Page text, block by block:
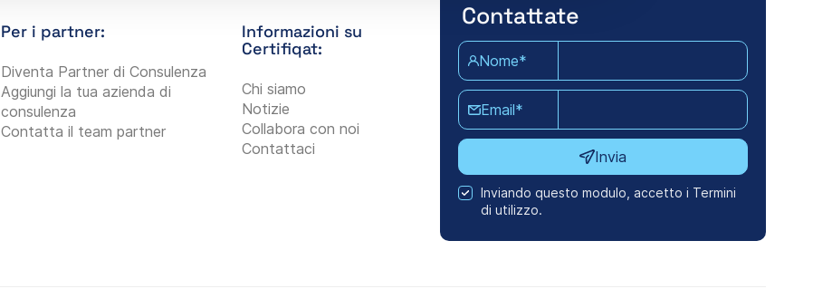
Per i partner:
Diventa Partner di Consulenza
Aggiungi la tua azienda di
consulenza
Contatta il team partner
Informazioni su
Certifiqat:
Chi siamo
Notizie
Collabora con noi
Contattaci
Contattate
Nome*
Email*
Invia
Inviando questo modulo, accetto i Termini
di utilizzo.